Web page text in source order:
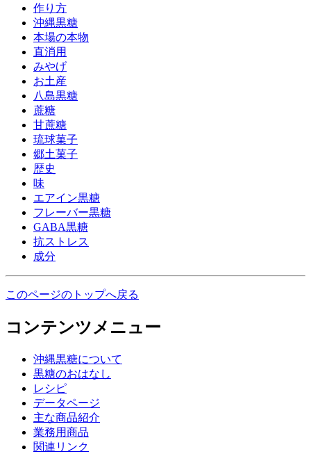
作り方
沖縄黒糖
本場の本物
直消用
みやげ
お土産
八島黒糖
蔗糖
甘蔗糖
琉球菓子
郷土菓子
歴史
味
エアイン黒糖
フレーバー黒糖
GABA黒糖
抗ストレス
成分
このページのトップへ戻る
コンテンツメニュー
沖縄黒糖について
黒糖のおはなし
レシピ
データページ
主な商品紹介
業務用商品
関連リンク